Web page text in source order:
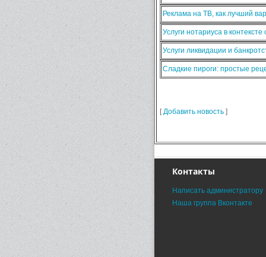
Реклама на ТВ, как лучший
Услуги нотариуса в
Услуги ликвидации и
Сладкие пироги: простые
[ Добавить новость ]
Контакты
Написать администратору
Наша группа Вконтакте